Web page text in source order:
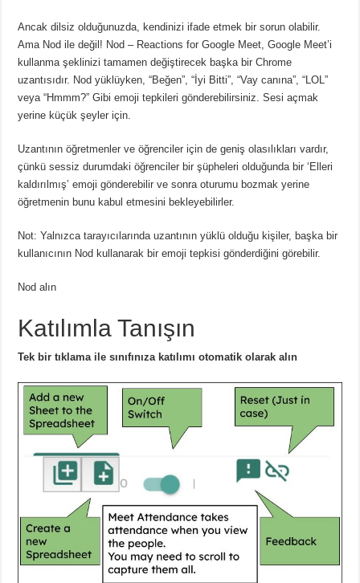
Ancak dilsiz olduğunuzda, kendinizi ifade etmek bir sorun olabilir.
Ama Nod ile değil! Nod – Reactions for Google Meet, Google Meet’i
kullanma şeklinizi tamamen değiştirecek başka bir Chrome
uzantısıdır. Nod yüklüyken, “Beğen”, “İyi Bitti”, “Vay canına”, “LOL”
veya “Hmmm?” Gibi emoji tepkileri gönderebilirsiniz.Sesi açmak
yerine küçük şeyler için.
Uzantının öğretmenler ve öğrenciler için de geniş olasılıkları vardır,
çünkü sessiz durumdaki öğrenciler bir şüpheleri olduğunda bir ‘Elleri
kaldırılmış’ emoji gönderebilir ve sonra oturumu bozmak yerine
öğretmenin bunu kabul etmesini bekleyebilirler.
Not: Yalnızca tarayıcılarında uzantının yüklü olduğu kişiler, başka bir
kullanıcının Nod kullanarak bir emoji tepkisi gönderdiğini görebilir.
Nod alın
Katılımla Tanışın
Tek bir tıklama ile sınıfınıza katılımı otomatik olarak alın